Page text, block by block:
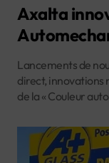
Axalta
Lancements de
direct, innovations
de la « Couleur